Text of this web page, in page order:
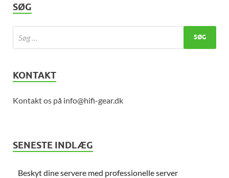
SØG
KONTAKT
Kontakt os på info@hifi-gear.dk
SENESTE INDLÆG
Beskyt dine servere med professionelle server